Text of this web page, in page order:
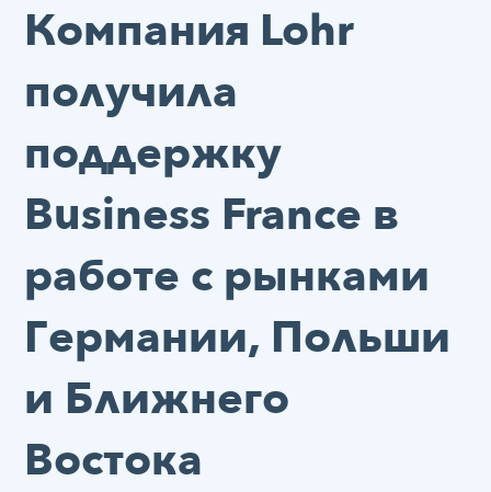
Компания Lohr
получила
поддержку
Business France в
работе с рынками
Германии, Польши
и Ближнего
Востока